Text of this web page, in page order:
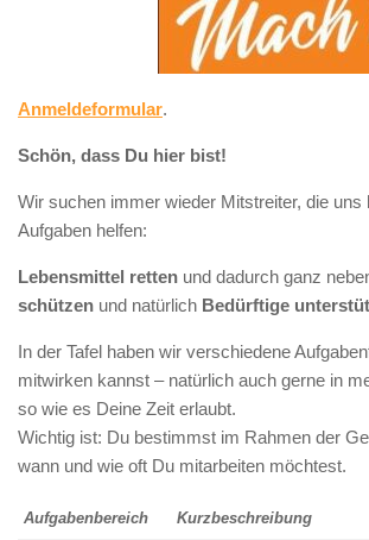
Anmeldeformular.
Schön, dass Du hier bist!
Wir suchen immer wieder Mitstreiter, die uns
Aufgaben helfen:
Lebensmittel retten und dadurch ganz
schützen und natürlich Bedürftige
In der Tafel haben wir verschiedene
mitwirken kannst – natürlich auch gerne in
so wie es Deine Zeit erlaubt.
Wichtig ist: Du bestimmst im Rahmen der
wann und wie oft Du mitarbeiten möchtest.
Aufgabenbereich Kurzbeschreibung